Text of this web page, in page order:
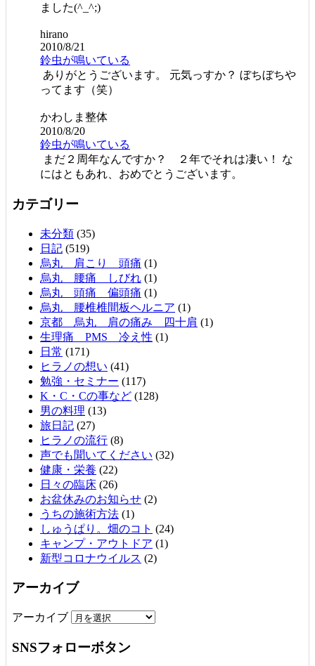
ました(^_^;)
hirano
2010/8/21
鈴虫が鳴いている
ありがとうございます。 元気っすか？ ぼちぼちや
ってます（笑）
かわしま整体
2010/8/20
鈴虫が鳴いている
まだ２周年なんですか？ ２年でそれは凄い！ な
にはともあれ、おめでとうございます。
カテゴリー
未分類 (35)
日記 (519)
烏丸 肩こり 頭痛 (1)
烏丸 腰痛 しびれ (1)
烏丸 頭痛 偏頭痛 (1)
烏丸 腰椎椎間板ヘルニア (1)
京都 烏丸 肩の痛み 四十肩 (1)
生理痛 PMS 冷え性 (1)
日常 (171)
ヒラノの想い (41)
勉強・セミナー (117)
K・C・Cの事など (128)
男の料理 (13)
旅日記 (27)
ヒラノの流行 (8)
声でも聞いてください (32)
健康・栄養 (22)
日々の臨床 (26)
お盆休みのお知らせ (2)
うちの施術方法 (1)
しゅうぱり。畑のコト (24)
キャンプ・アウトドア (1)
新型コロナウイルス (2)
アーカイブ
アーカイブ
SNSフォローボタン